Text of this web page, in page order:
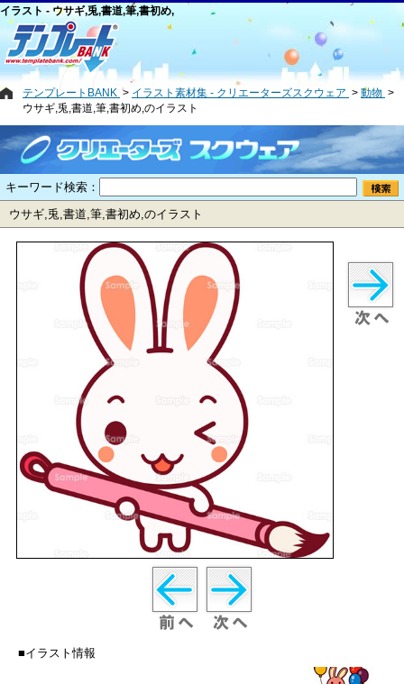
イラスト - ウサギ,兎,書道,筆,書初め,
テンプレートBANK イラスト素材集 - クリエーターズスクウェア
動物
ウサギ,兎,書道,筆,書初め,のイラスト
キーワード検索：
ウサギ,兎,書道,筆,書初め,のイラスト
■イラスト情報